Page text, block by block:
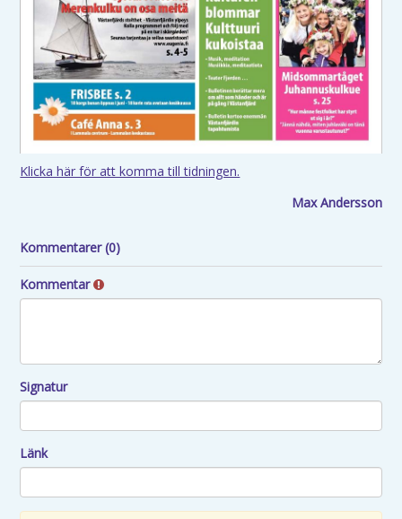
Klicka här för att komma till tidningen.
Max Andersson
Kommentarer (0)
Kommentar
Signatur
Länk